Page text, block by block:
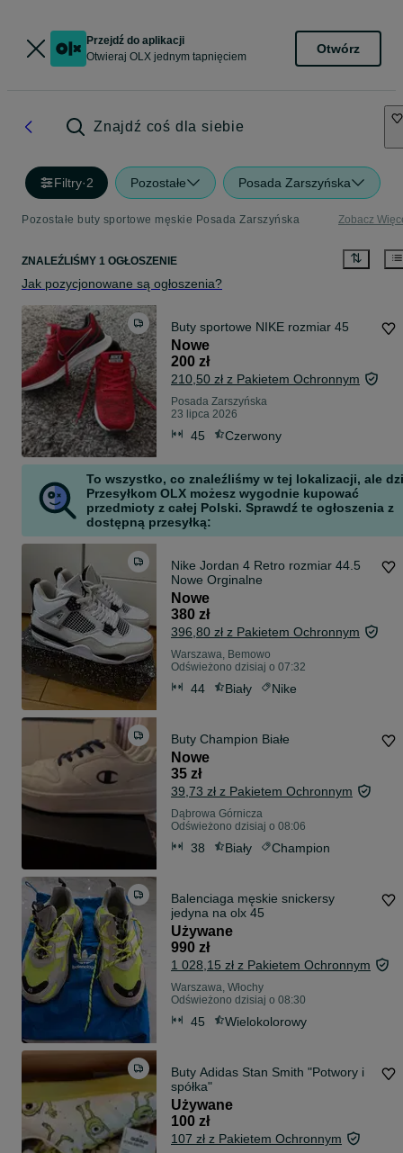
Przejdź do aplikacji
Otwieraj OLX jednym tapnięciem
Otwórz
Znajdź coś dla siebie
Filtry·2 Pozostałe Posada Zarszyńska
Pozostałe buty sportowe męskie Posada Zarszyńska Zobacz
ZNALEŹLIŚMY 1 OGŁOSZENIE
Jak pozycjonowane są ogłoszenia?
Buty sportowe NIKE rozmiar 45
Nowe
200 zł
210,50 zł z Pakietem Ochronnym
Posada Zarszyńska
23 lipca 2026
45 Czerwony
To wszystko, co znaleźliśmy w tej lokalizacji, ale
Przesyłkom OLX możesz wygodnie kupować
przedmioty z całej Polski. Sprawdź te ogłoszenia z
dostępną przesyłką:
Nike Jordan 4 Retro rozmiar 44.5
Nowe Orginalne
Nowe
380 zł
396,80 zł z Pakietem Ochronnym
Warszawa, Bemowo
Odświeżono dzisiaj o 07:32
44 Biały Nike
Buty Champion Białe
Nowe
35 zł
39,73 zł z Pakietem Ochronnym
Dąbrowa Górnicza
Odświeżono dzisiaj o 08:06
38 Biały Champion
Balenciaga męskie snickersy
jedyna na olx 45
Używane
990 zł
1 028,15 zł z Pakietem Ochronnym
Warszawa, Włochy
Odświeżono dzisiaj o 08:30
45 Wielokolorowy
Buty Adidas Stan Smith "Potwory i
spółka"
Używane
100 zł
107 zł z Pakietem Ochronnym